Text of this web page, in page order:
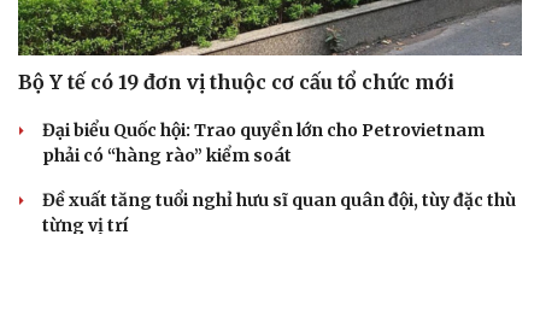
Bộ Y tế có 19 đơn vị thuộc cơ cấu tổ chức mới
Đại biểu Quốc hội: Trao quyền lớn cho Petrovietnam
phải có “hàng rào” kiểm soát
Đề xuất tăng tuổi nghỉ hưu sĩ quan quân đội, tùy đặc thù
từng vị trí